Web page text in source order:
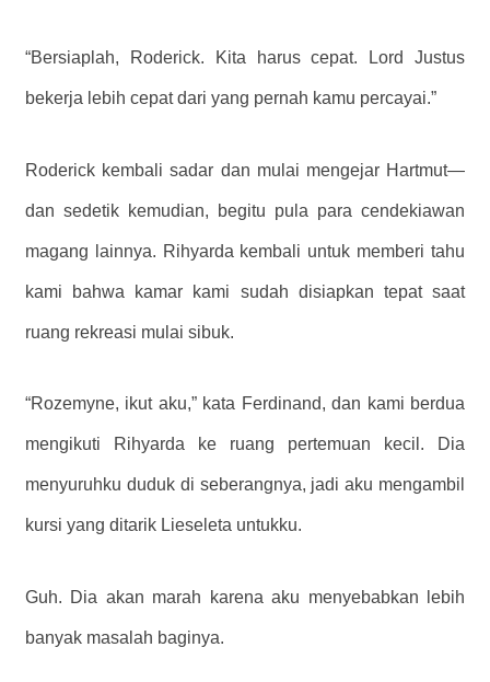
“Bersiaplah, Roderick. Kita harus cepat. Lord Justus
bekerja lebih cepat dari yang pernah kamu percayai.”
Roderick kembali sadar dan mulai mengejar Hartmut—
dan sedetik kemudian, begitu pula para cendekiawan
magang lainnya. Rihyarda kembali untuk memberi tahu
kami bahwa kamar kami sudah disiapkan tepat saat
ruang rekreasi mulai sibuk.
“Rozemyne, ikut aku,” kata Ferdinand, dan kami berdua
mengikuti Rihyarda ke ruang pertemuan kecil. Dia
menyuruhku duduk di seberangnya, jadi aku mengambil
kursi yang ditarik Lieseleta untukku.
Guh. Dia akan marah karena aku menyebabkan lebih
banyak masalah baginya.